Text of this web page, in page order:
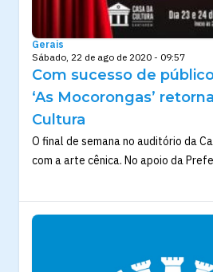
Gerais
Sábado, 22 de ago de 2020 - 09:57
Com sucesso de
‘As Mocorongas’
Cultura
O final de semana no auditório da
com a arte cênica. No apoio da